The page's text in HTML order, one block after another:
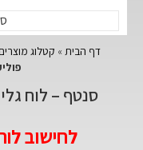
דף הבית » קטלוג
סנטף – לוח
לחישוב